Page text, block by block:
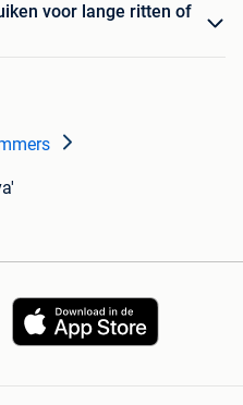
voor lange ritten of